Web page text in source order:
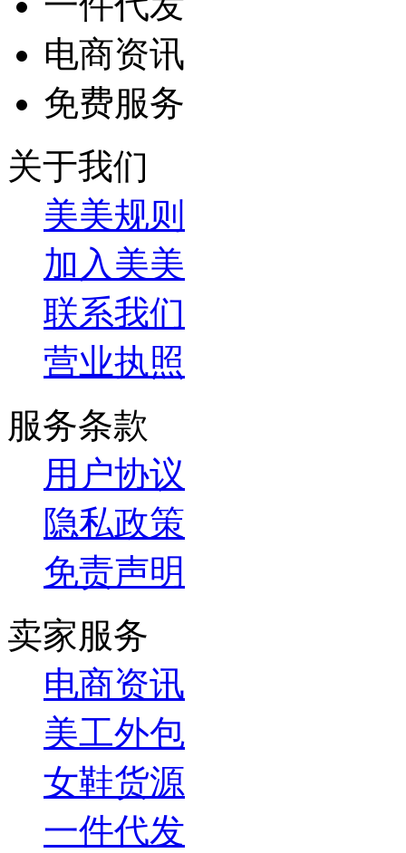
电商资讯
免费服务
关于我们
美美规则
加入美美
联系我们
营业执照
服务条款
用户协议
隐私政策
免责声明
卖家服务
电商资讯
美工外包
女鞋货源
一件代发